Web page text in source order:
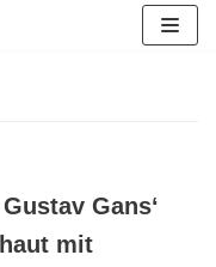
Gans‘
mit